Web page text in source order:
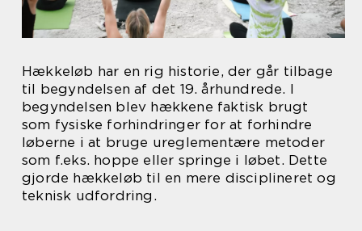
Hækkeløb har en rig historie, der går tilbage
til begyndelsen af det 19. århundrede. I
begyndelsen blev hækkene faktisk brugt
som fysiske forhindringer for at forhindre
løberne i at bruge ureglementære metoder
som f.eks. hoppe eller springe i løbet. Dette
gjorde hækkeløb til en mere disciplineret og
teknisk udfordring.